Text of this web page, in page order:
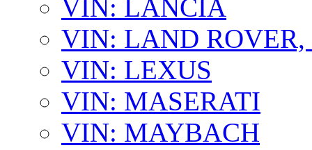
VIN: LANCIA
VIN: LAND ROVER,
VIN: LEXUS
VIN: MASERATI
VIN: MAYBACH